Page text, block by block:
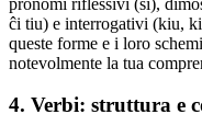
ĉi tiu) e interrogativi (kiu,
queste forme e i loro
notevolmente la tua
4. Verbi: struttura e